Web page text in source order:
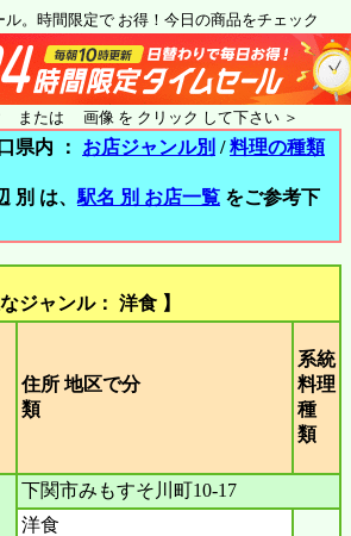
。時間限定で お得！今日の商品をチェック
または 画像 を クリック して下さい ＞
県内 ： お店ジャンル別 /料理の種類
別 は、駅名 別 お店一覧 をご参考下
ャンル： 洋食 】
住所 地区で分
類
系統
料理
種
類
下関市みもすそ川町10-17
洋食